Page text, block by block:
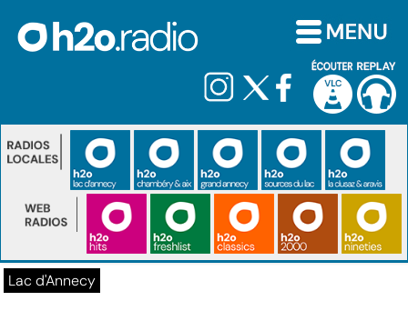
Lac d'Annecy